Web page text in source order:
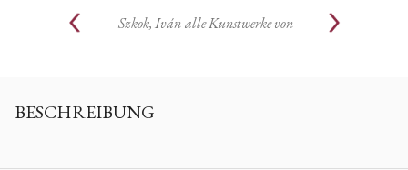
Szkok, Ivánalle Kunstwerke von
BESCHREIBUNG